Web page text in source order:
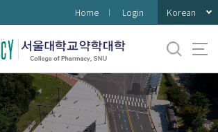
Home Login Korean